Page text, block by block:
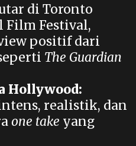
di Toronto
Festival,
positif dari
The Guardian
Hollywood:
realistik, dan
one take yang